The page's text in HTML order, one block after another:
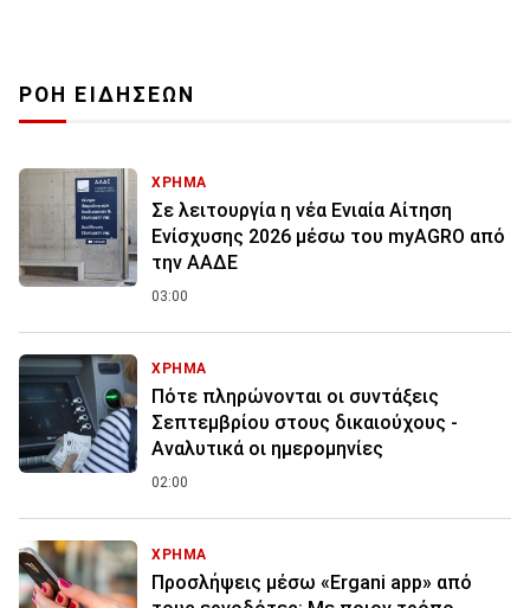
ΡΟΗ ΕΙΔΗΣΕΩΝ
ΧΡΗΜΑ
Σε λειτουργία η νέα Ενιαία Αίτηση
Ενίσχυσης 2026 μέσω του myAGRO από
την ΑΑΔΕ
03:00
ΧΡΗΜΑ
Πότε πληρώνονται οι συντάξεις
Σεπτεμβρίου στους δικαιούχους -
Αναλυτικά οι ημερομηνίες
02:00
ΧΡΗΜΑ
Προσλήψεις μέσω «Ergani app» από